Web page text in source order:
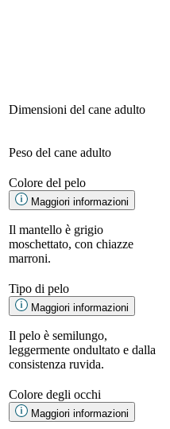
Dimensioni del cane adulto
Peso del cane adulto
Colore del pelo
Maggiori informazioni
Il mantello è grigio
moschettato, con chiazze
marroni.
Tipo di pelo
Maggiori informazioni
Il pelo è semilungo,
leggermente ondultato e dalla
consistenza ruvida.
Colore degli occhi
Maggiori informazioni